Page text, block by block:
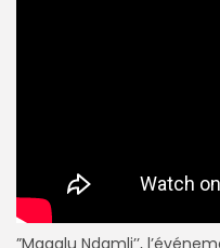
”Magalu Ndamli’’,